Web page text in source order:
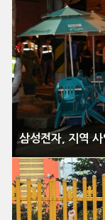
삼성전자, 지역